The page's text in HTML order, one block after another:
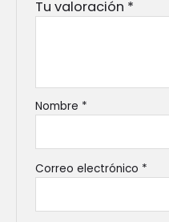
Tu valoración *
Nombre *
Correo electrónico *